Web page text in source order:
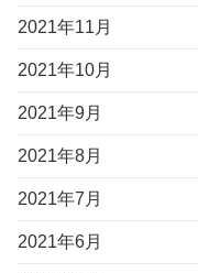
2021年11月
2021年10月
2021年9月
2021年8月
2021年7月
2021年6月